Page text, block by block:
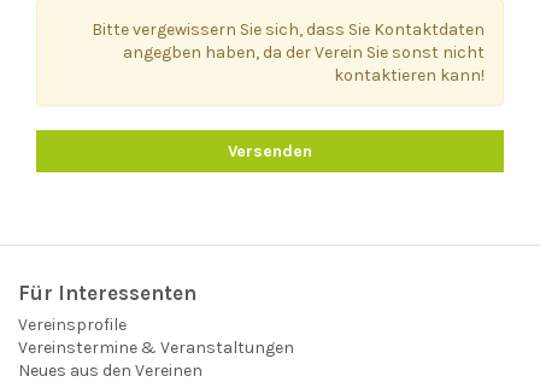
Bitte vergewissern Sie sich, dass Sie Kontaktdaten
angegben haben, da der Verein Sie sonst nicht
kontaktieren kann!
Versenden
Für Interessenten
Vereinsprofile
Vereinstermine & Veranstaltungen
Neues aus den Vereinen